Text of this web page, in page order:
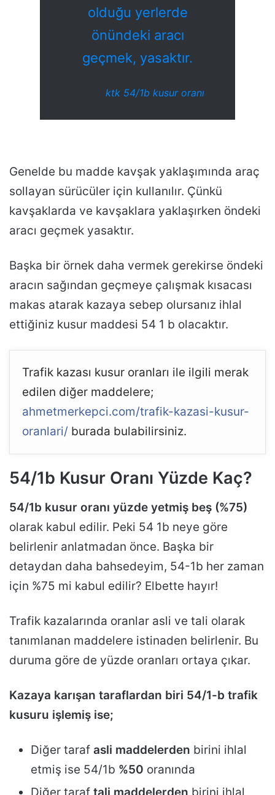
olduğu yerlerde
önündeki aracı
geçmek, yasaktır.
ktk 54/1b kusur oranı
Genelde bu madde kavşak yaklaşımında araç
sollayan sürücüler için kullanılır. Çünkü
kavşaklarda ve kavşaklara yaklaşırken öndeki
aracı geçmek yasaktır.
Başka bir örnek daha vermek gerekirse öndeki
aracın sağından geçmeye çalışmak kısacası
makas atarak kazaya sebep olursanız ihlal
ettiğiniz kusur maddesi 54 1 b olacaktır.
Trafik kazası kusur oranları ile ilgili merak
edilen diğer maddelere;
ahmetmerkepci.com/trafik-kazasi-kusur-
oranlari/ burada bulabilirsiniz.
54/1b Kusur Oranı Yüzde Kaç?
54/1b kusur oranı yüzde yetmiş beş (%75)
olarak kabul edilir. Peki 54 1b neye göre
belirlenir anlatmadan önce. Başka bir
detaydan daha bahsedeyim, 54-1b her zaman
için %75 mi kabul edilir? Elbette hayır!
Trafik kazalarında oranlar asli ve tali olarak
tanımlanan maddelere istinaden belirlenir. Bu
duruma göre de yüzde oranları ortaya çıkar.
Kazaya karışan taraflardan biri 54/1-b trafik
kusuru işlemiş ise;
Diğer taraf asli maddelerden birini ihlal
etmiş ise 54/1b %50 oranında
Diğer taraf tali maddelerden birini ihlal